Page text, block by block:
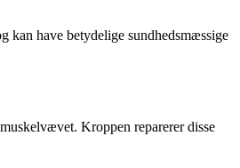
kan have betydelige sundhedsmæssige
Kroppen reparerer disse